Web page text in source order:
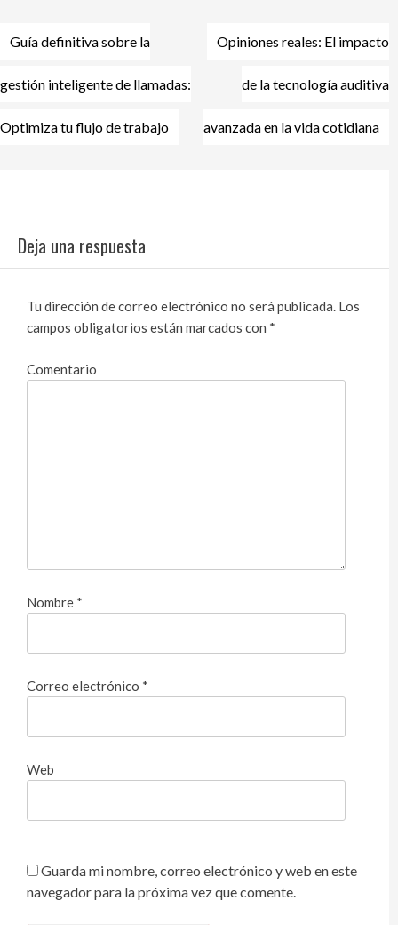
Navegación
de
Guía definitiva sobre la
gestión inteligente de llamadas:
Optimiza tu flujo de trabajo
Opiniones reales: El impacto
de la tecnología auditiva
avanzada en la vida cotidiana
Deja una respuesta
Tu dirección de correo electrónico no será publicada. Los
campos obligatorios están marcados con *
Comentario
Nombre *
Correo electrónico *
Web
Guarda mi nombre, correo electrónico y web en este
navegador para la próxima vez que comente.